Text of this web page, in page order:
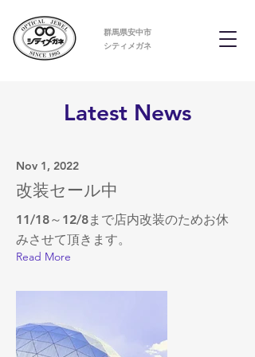
群馬県安中市
​シティメガネ
Latest News
Nov 1, 2022
改装セール中
11/18～12/8まで店内改装のためお休
みさせて頂きます。
Read More